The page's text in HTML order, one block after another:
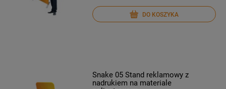
DO KOSZYKA
Snake 05 Stand reklamowy z
nadrukiem na materiale